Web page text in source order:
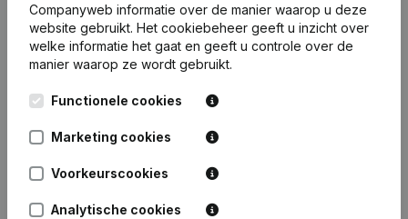
Datum Publicatie
Rubriek Oprichting (Nieuwe
Veelgestelde vragen
Companyweb informatie over de manier waarop u deze
website gebruikt. Het cookiebeheer geeft u inzicht over
welke informatie het gaat en geeft u controle over de
manier waarop ze wordt gebruikt.
Functionele cookies
Marketing cookies
Voorkeurscookies
Analytische cookies